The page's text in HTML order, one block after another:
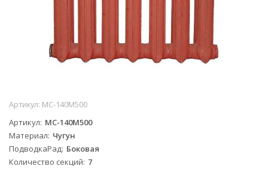
Артикул: MC-140M500
Артикул MC-140M500
Материал Чугун
ПодводкаРад Боковая
Количество секций 7